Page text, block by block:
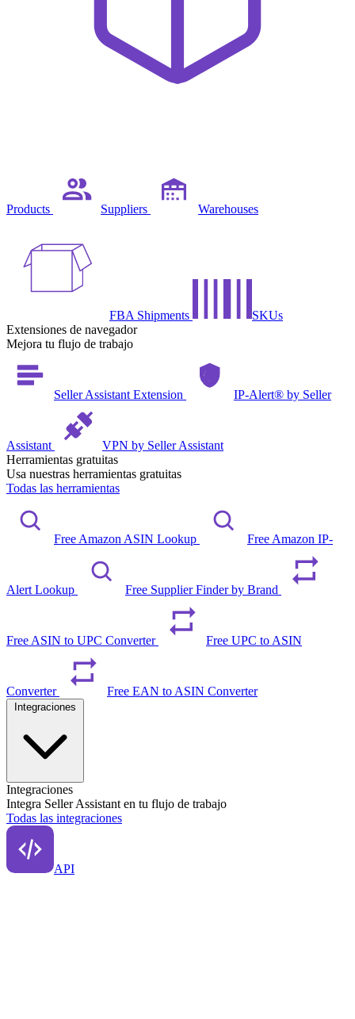
Products Suppliers Warehouses
FBA Shipments
SKUs
Extensiones de navegador
Mejora tu flujo de trabajo
Seller Assistant Extension IP-Alert® by Seller
Assistant
VPN by Seller Assistant
Herramientas gratuitas
Usa nuestras herramientas gratuitas
Todas las herramientas
Free Amazon ASIN Lookup Free Amazon IP-
Alert Lookup Free Supplier Finder by Brand
Free ASIN to UPC Converter Free UPC to ASIN
Converter Free EAN to ASIN Converter
Integraciones
Integra Seller Assistant en tu flujo de trabajo
Todas las integraciones
API